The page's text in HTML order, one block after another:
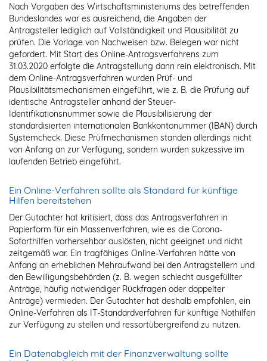
Nach Vorgaben des Wirtschaftsministeriums des betreffenden
Bundeslandes war es ausreichend, die Angaben der
Antragsteller lediglich auf Vollständigkeit und Plausibilität zu
prüfen. Die Vorlage von Nachweisen bzw. Belegen war nicht
gefordert. Mit Start des Online-Antragsverfahrens zum
31.03.2020 erfolgte die Antragstellung dann rein elektronisch. Mit
dem Online-Antragsverfahren wurden Prüf- und
Plausibilitätsmechanismen eingeführt, wie z. B. die Prüfung auf
identische Antragsteller anhand der Steuer-
Identifikationsnummer sowie die Plausibilisierung der
standardisierten internationalen Bankkontonummer (IBAN) durch
Systemcheck. Diese Prüfmechanismen standen allerdings nicht
von Anfang an zur Verfügung, sondern wurden sukzessive im
laufenden Betrieb eingeführt.
Ein Online-Verfahren sollte als Standard für künftige
Hilfen bereitstehen
Der Gutachter hat kritisiert, dass das Antragsverfahren in
Papierform für ein Massenverfahren, wie es die Corona-
Soforthilfen vorhersehbar auslösten, nicht geeignet und nicht
zeitgemäß war. Ein tragfähiges Online-Verfahren hätte von
Anfang an erheblichen Mehraufwand bei den Antragstellern und
den Bewilligungsbehörden (z. B. wegen schlecht ausgefüllter
Anträge, häufig notwendiger Rückfragen oder doppelter
Anträge) vermieden. Der Gutachter hat deshalb empfohlen, ein
Online-Verfahren als IT-Standardverfahren für künftige Nothilfen
zur Verfügung zu stellen und ressortübergreifend zu nutzen.
Ein Datenabgleich mit der Finanzverwaltung sollte